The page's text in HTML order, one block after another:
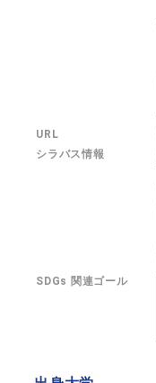
URL
シラバス情報
SDGs 関連ゴール